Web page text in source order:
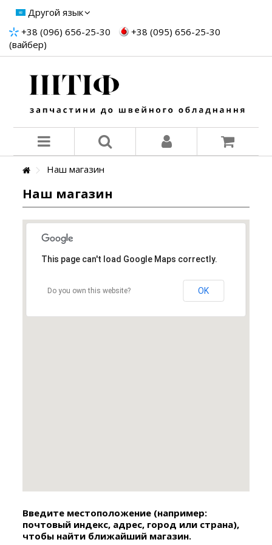
Другой язык
+38 (096) 656-25-30
+38 (095) 656-25-30
(вайбер)
Наш магазин
Наш магазин
This page can't load Google Maps correctly.
Do you own this website? OK
Введите местоположение (например:
почтовый индекс, адрес, город или страна),
чтобы найти ближайший магазин.